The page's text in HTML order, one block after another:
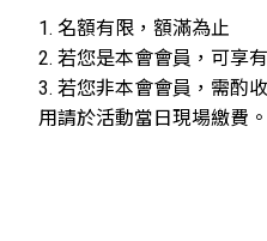
1. 名額有限，額滿為止
2. 若您是本會會員，可享
3. 若您非本會會員，需酌
用請於活動當日現場繳費。